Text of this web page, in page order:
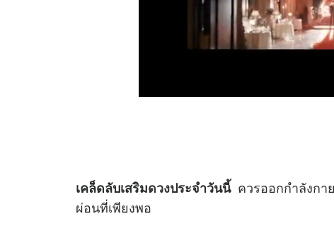
เคล็ดลับเสริมดวงประจำวันนี้ควรออกกำลังกา
ผ่อนที่เพียงพอ